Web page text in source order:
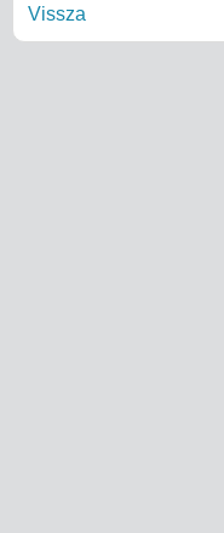
Vissza